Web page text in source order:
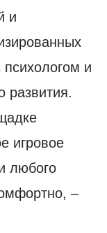
и
психологом и
развития.
игровое
любого
–